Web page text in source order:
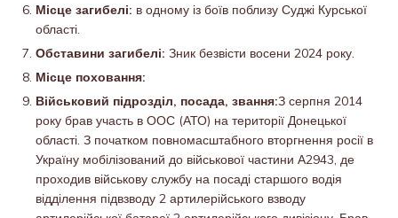
Місце загибелі: в одному із боїв поблизу Суджі Курської
області.
Обставини загибелі: Зник безвісти восени 2024 року.
Місце поховання:
Військовий підрозділ, посада, звання:З серпня 2014
року брав участь в ООС (АТО) на території Донецької
області. З початком повномасштабного вторгнення росії в
Україну мобілізований до військової частини А2943, де
проходив військову службу на посаді старшого водія
відділення підвзводу 2 артилерійського взводу